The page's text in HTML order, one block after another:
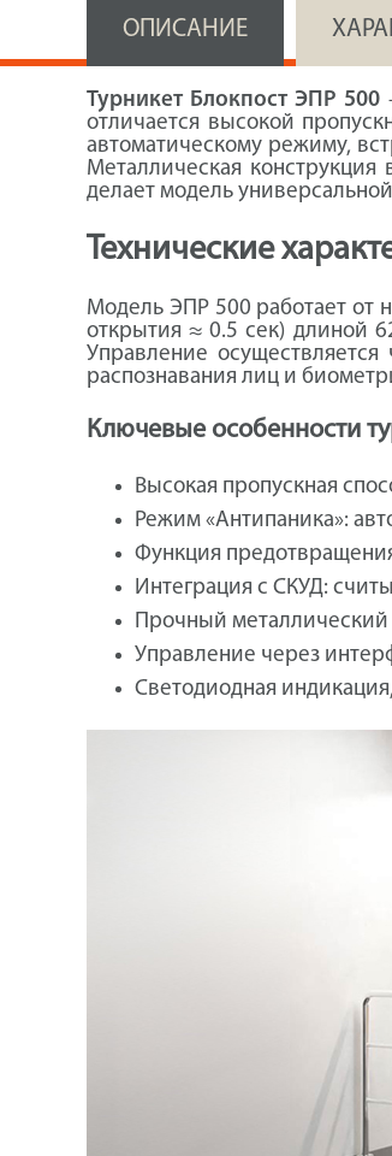
ОПИСАНИЕ
Турникет Блокпост ЭПР 500
отличается высокой
автоматическому режиму,
Металлическая
делает модель
Технические
Модель ЭПР 500 работает от
открытия ≈ 0.5 сек) длиной
Управление осуществляется
распознавания лиц и
Ключевые особенности
Высокая пропускная
Режим «Антипаника»:
Функция
Интеграция с СКУД:
Прочный металлический
Управление через
Светодиодная